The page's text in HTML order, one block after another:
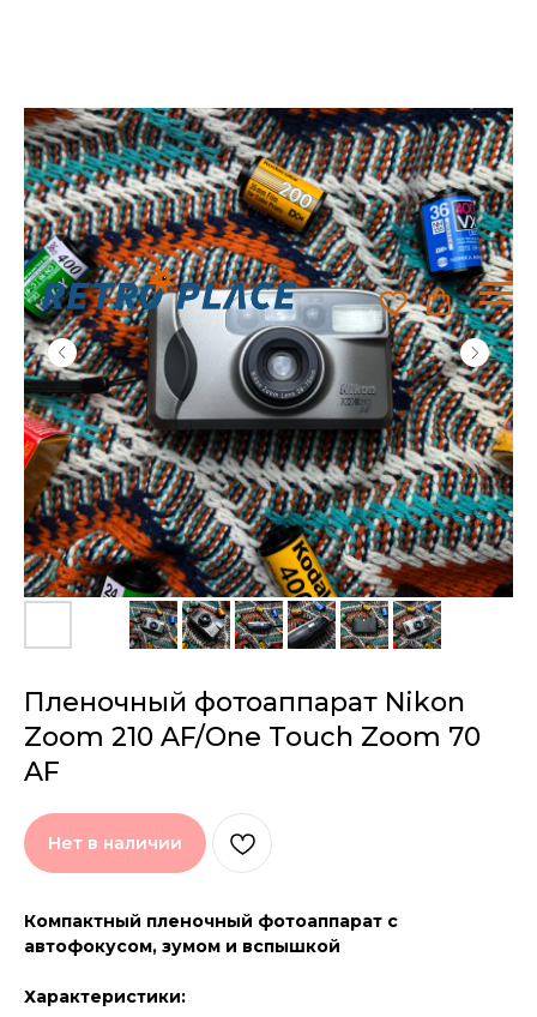
Пленочный фотоаппарат Nikon
Zoom 210 AF/One Touch Zoom 70
AF
Нет в наличии
Компактный пленочный фотоаппарат с
автофокусом, зумом и вспышкой
Характеристики: